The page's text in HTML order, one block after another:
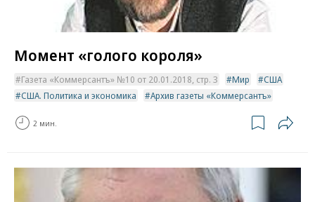
Момент «голого короля»
Газета «Коммерсантъ» №10 от 20.01.2018, стр. 3 Мир
США
США. Политика и экономика
Архив газеты «Коммерсантъ»
2 мин.